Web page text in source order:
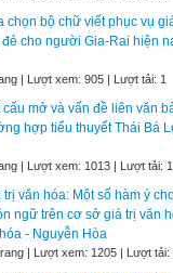
chọn bộ chữ viết phục vụ
đẻ cho người Gia-Rai hiện
| Lượt xem: 905 | Lượt tải: 1
cấu mở và vấn đề liên văn
hợp tiểu thuyết Thái Bá
| Lượt xem: 1013 | Lượt tải: 1
trị văn hóa: Một số hàm ý
ngữ trên cơ sở giá trị văn
- Nguyễn Hòa
| Lượt xem: 1205 | Lượt tải: